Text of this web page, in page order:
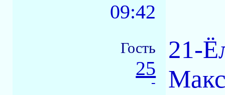
09:42
Гость
25
-
21-